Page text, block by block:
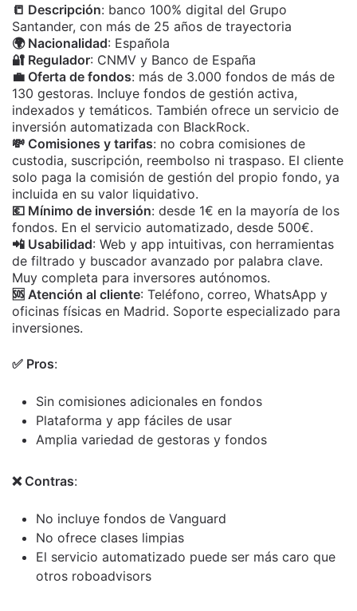
📒 Descripción: banco 100% digital del Grupo
Santander, con más de 25 años de trayectoria
🌍 Nacionalidad: Española
🔐 Regulador: CNMV y Banco de España
💼 Oferta de fondos: más de 3.000 fondos de más de
130 gestoras. Incluye fondos de gestión activa,
indexados y temáticos. También ofrece un servicio de
inversión automatizada con BlackRock.
💸 Comisiones y tarifas: no cobra comisiones de
custodia, suscripción, reembolso ni traspaso. El cliente
solo paga la comisión de gestión del propio fondo, ya
incluida en su valor liquidativo.
💶 Mínimo de inversión: desde 1€ en la mayoría de los
fondos. En el servicio automatizado, desde 500€.
📲 Usabilidad: Web y app intuitivas, con herramientas
de filtrado y buscador avanzado por palabra clave.
Muy completa para inversores autónomos.
🆘 Atención al cliente: Teléfono, correo, WhatsApp y
oficinas físicas en Madrid. Soporte especializado para
inversiones.
✅ Pros:
Sin comisiones adicionales en fondos
Plataforma y app fáciles de usar
Amplia variedad de gestoras y fondos
❌ Contras:
No incluye fondos de Vanguard
No ofrece clases limpias
El servicio automatizado puede ser más caro que
otros roboadvisors